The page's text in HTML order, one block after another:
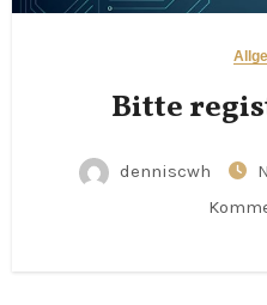
Bitte
denniscwh